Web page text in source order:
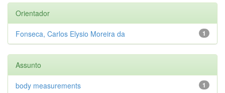
Orientador
1
Fonseca, Carlos Elysio Moreira da
Assunto
1
body measurements